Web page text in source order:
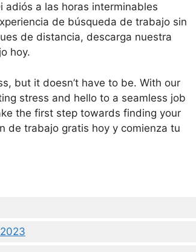
adiós a las horas interminables
de búsqueda de trabajo sin
de distancia, descarga nuestra
hoy.
but it doesn’t have to be. With our
stress and hello to a seamless job
the first step towards finding your
de trabajo gratis hoy y comienza tu